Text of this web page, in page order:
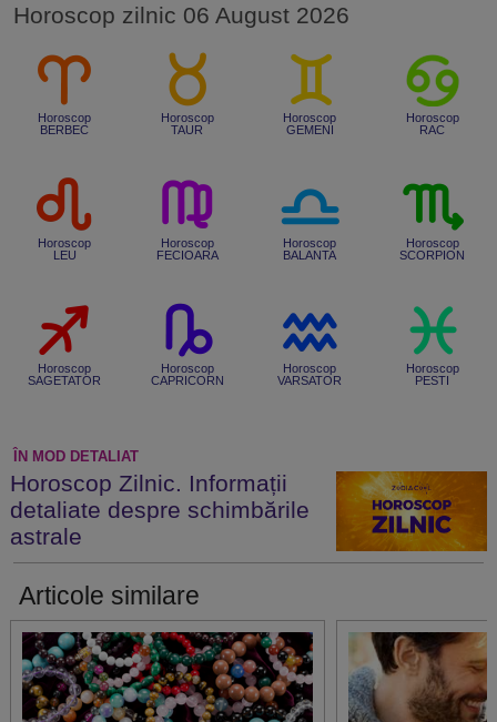
Horoscop zilnic 06 August 2026
Horoscop
BERBEC
Horoscop
TAUR
Horoscop
GEMENI
Horoscop
RAC
Horoscop
LEU
Horoscop
FECIOARA
Horoscop
BALANTA
Horoscop
SCORPION
Horoscop
SAGETATOR
Horoscop
CAPRICORN
Horoscop
VARSATOR
Horoscop
PESTI
ÎN MOD DETALIAT
Horoscop Zilnic. Informații
detaliate despre schimbările
astrale
Articole similare